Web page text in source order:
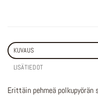
KUVAUS
LISÄTIEDOT
Erittäin pehmeä